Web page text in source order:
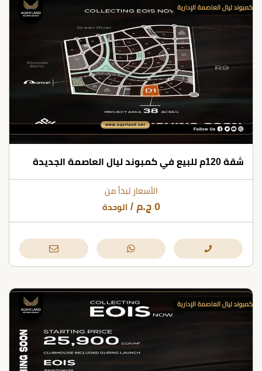
شقة 120م للبيع في كمبوند ليال العاصمة الجديدة
الأسعار تبدأ من
0 ج.م / الوحدة